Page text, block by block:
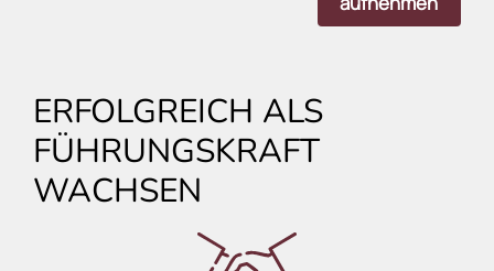
ERFOLGREICH ALS
FÜHRUNGSKRAFT
WACHSEN